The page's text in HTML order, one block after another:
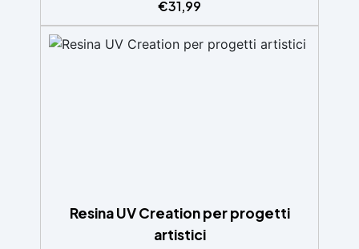
Stabilizzazione del legno senza bolle d’aria,
perfetta per riprisitini e riparazioni durevoli
nel tempo. Elevata resistenza chimica e
meccanica, facilmente colorabile per progetti
€31,99
Resina UV Creation per progetti
artistici